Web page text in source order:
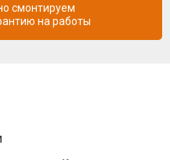
смонтируем
на работы